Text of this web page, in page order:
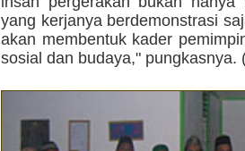
yang kerjanya berdemonstrasi
akan membentuk kader
sosial dan budaya," pungkasnya.